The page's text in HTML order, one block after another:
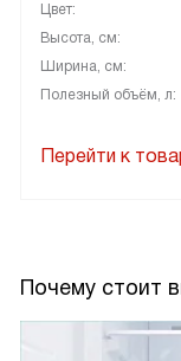
Цвет:
Высота, см:
Ширина, см:
Полезный объём, л:
Перейти к
Почему стоит